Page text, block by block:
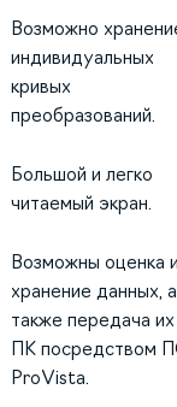
Возможно
индивидуальных
кривых
преобразований.
Большой и легко
читаемый экран.
Возможны оценка
хранение данных, а
также передача их
ПК посредством
ProVista.